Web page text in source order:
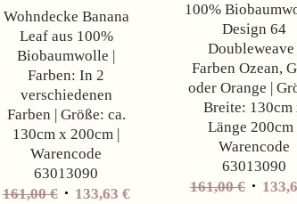
Wohndecke Banana
Leaf aus 100%
Biobaumwolle |
Farben: In 2
verschiedenen
Farben | Größe: ca.
130cm x 200cm |
Warencode
63013090
161,00€ 133,63 €
100%
Design 64
Doubleweave |
Farben Ozean,
oder Orange |
Breite: 130cm
Länge 200cm |
Warencode
63013090
161,00€